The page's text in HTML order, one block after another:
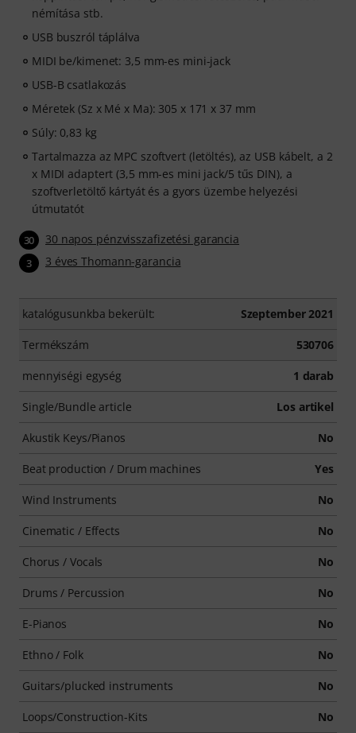
némítása stb.
USB buszról táplálva
MIDI be/kimenet: 3,5 mm-es mini-jack
USB-B csatlakozás
Méretek (Sz x Mé x Ma): 305 x 171 x 37 mm
Súly: 0,83 kg
Tartalmazza az MPC szoftvert (letöltés), az USB kábelt, a 2
x MIDI adaptert (3,5 mm-es mini jack/5 tűs DIN), a
szoftverletöltő kártyát és a gyors üzembe helyezési
útmutatót
30 30 napos pénzvisszafizetési garancia
3 3 éves Thomann-garancia
katalógusunkba bekerült: Szeptember 2021
Termékszám 530706
mennyiségi egység 1 darab
Single/Bundle article Los artikel
Akustik Keys/Pianos No
Beat production / Drum machines Yes
Wind Instruments No
Cinematic / Effects No
Chorus / Vocals No
Drums / Percussion No
E-Pianos No
Ethno / Folk No
Guitars/plucked instruments No
Loops/Construction-Kits No